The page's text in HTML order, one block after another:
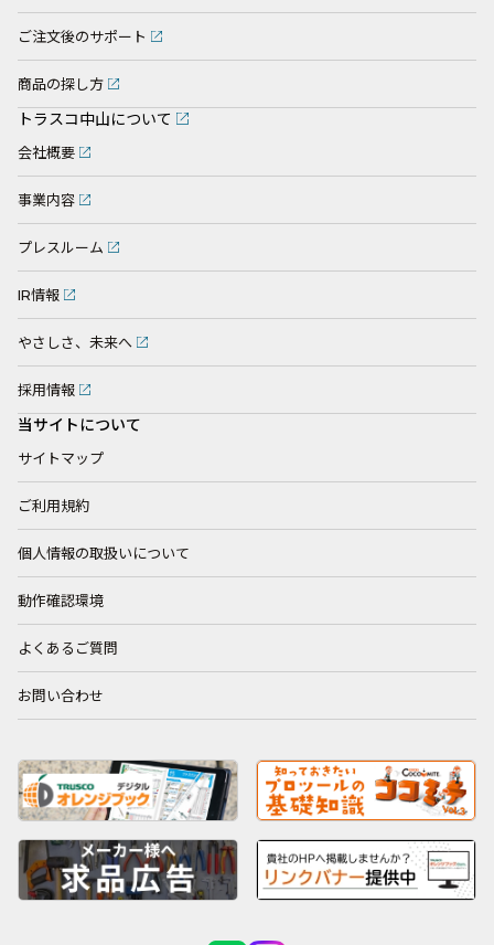
ご注文後のサポート
商品の探し方
トラスコ中山について
会社概要
事業内容
プレスルーム
IR情報
やさしさ、未来へ
採用情報
当サイトについて
サイトマップ
ご利用規約
個人情報の取扱いについて
動作確認環境
よくあるご質問
お問い合わせ